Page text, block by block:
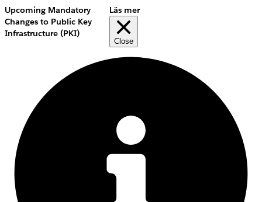
Upcoming Mandatory
Changes to Public Key
Infrastructure (PKI)
Läs mer
Close